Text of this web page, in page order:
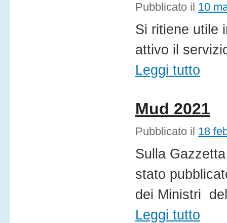
Pubblicato il 10
Si ritiene utile
attivo il
Leggi tutto
Mud 2021
Pubblicato il 18
Sulla
stato
dei Ministri
Leggi tutto